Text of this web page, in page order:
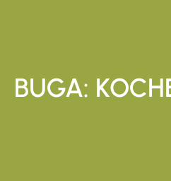
BUGA: